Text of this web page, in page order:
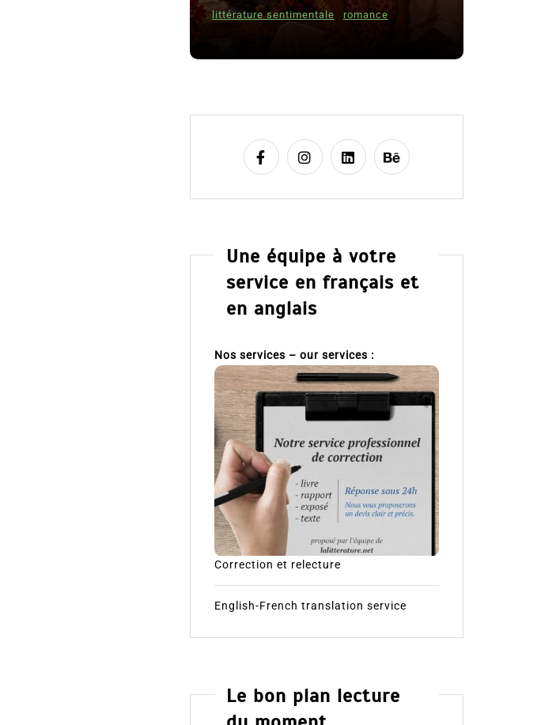
littérature sentimentale romance
Une équipe à votre
service en français et
en anglais
Nos services – our services :
Correction et relecture
English-French translation service
Le bon plan lecture